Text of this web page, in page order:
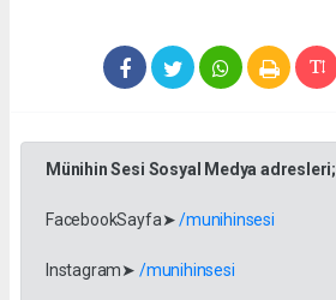
Münihin Sesi Sosyal Medya adresleri;
FacebookSayfa➤/munihinsesi
Instagram➤ /munihinsesi